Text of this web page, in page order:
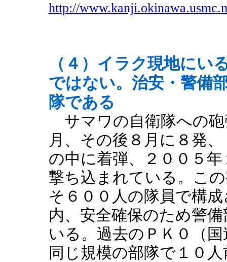
http://
（４）イラク現地にい
ではない。治安・警備
隊である
サマワの自衛隊への砲
月、その後８月に８発
の中に着弾、２００５
撃ち込まれている。こ
そ６００人の隊員で構
内、安全確保のため警
いる。過去のＰＫ０（
同じ規模の部隊で１０